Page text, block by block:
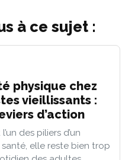
à ce sujet :
physique chez
vieillissants :
d’action
des piliers d’un
elle reste bien trop